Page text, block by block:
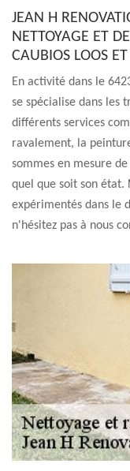
JEAN H
NETTOYAGE ET
CAUBIOS LOOS
En activité dans le
se spécialise dans les
différents services
ravalement, la
sommes en mesure
quel que soit son état.
expérimentés dans le
n'hésitez pas à nous